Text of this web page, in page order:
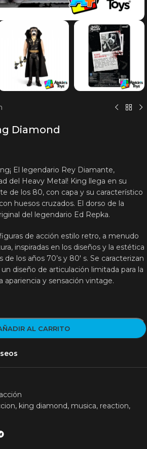
Diamond
El legendario Rey Diamante,
del Heavy Metal! King llega en su
de los 80, con capa y su característico
huesos cruzados. El dorso de la
del legendario Ed Repka.
de acción estilo retro, a menudo
inspiradas en los diseños y la estética
los años 70’s y 80′ s. Se caracterizan
diseño de articulación limitada para la
apariencia y sensación vintage.
AL CARRITO
, king diamond, musica, reaction,